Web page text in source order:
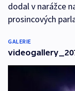
dodal v narážce
prosincových
GALERIE